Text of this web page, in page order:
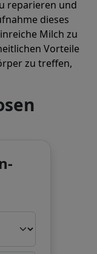
reparieren und
dieses
Milch zu
Vorteile
zu treffen,